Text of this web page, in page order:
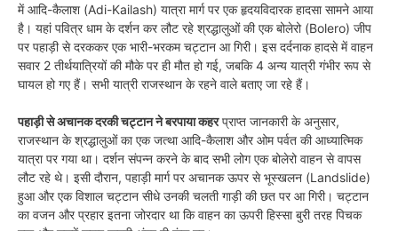
में आदि-कैलाश (Adi-Kailash) यात्रा मार्ग पर एक हृदयविदारक हादसा सामने आया
है। यहां पवित्र धाम के दर्शन कर लौट रहे श्रद्धालुओं की एक बोलेरो (Bolero) जीप
पर पहाड़ी से दरककर एक भारी-भरकम चट्टान आ गिरी। इस दर्दनाक हादसे में वाहन
सवार 2 तीर्थयात्रियों की मौके पर ही मौत हो गई, जबकि 4 अन्य यात्री गंभीर रूप से
घायल हो गए हैं। सभी यात्री राजस्थान के रहने वाले बताए जा रहे हैं।
पहाड़ी से अचानक दरकी चट्टान ने बरपाया कहरप्राप्त जानकारी के अनुसार,
राजस्थान के श्रद्धालुओं का एक जत्था आदि-कैलाश और ओम पर्वत की आध्यात्मिक
यात्रा पर गया था। दर्शन संपन्न करने के बाद सभी लोग एक बोलेरो वाहन से वापस
लौट रहे थे। इसी दौरान, पहाड़ी मार्ग पर अचानक ऊपर से भूस्खलन (Landslide)
हुआ और एक विशाल चट्टान सीधे उनकी चलती गाड़ी की छत पर आ गिरी। चट्टान
का वजन और प्रहार इतना जोरदार था कि वाहन का ऊपरी हिस्सा बुरी तरह पिचक